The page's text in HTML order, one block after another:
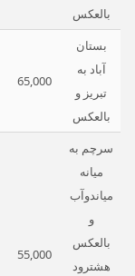
بالعکس
بستان
آباد به
تبریز و
بالعکس
65,000
سرچم به
میانه
میاندوآب
و
بالعکس
هشترود
55,000